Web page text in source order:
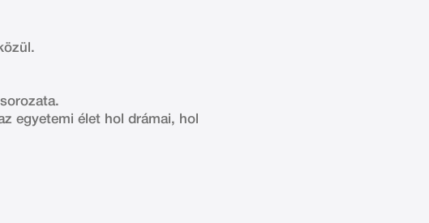
egyetemi élet hol drámai, hol